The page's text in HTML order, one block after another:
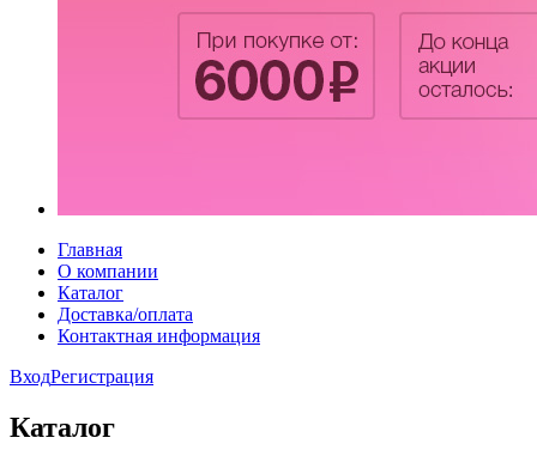
Главная
О компании
Каталог
Доставка/оплата
Контактная информация
ВходРегистрация
Каталог